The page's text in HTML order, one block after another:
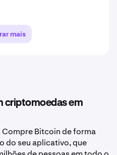
mais
criptomoedas em
Bitcoin de forma
do seu aplicativo, que